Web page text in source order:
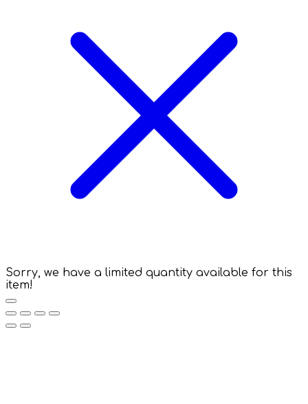
Sorry, we have a limited quantity available for this
item!